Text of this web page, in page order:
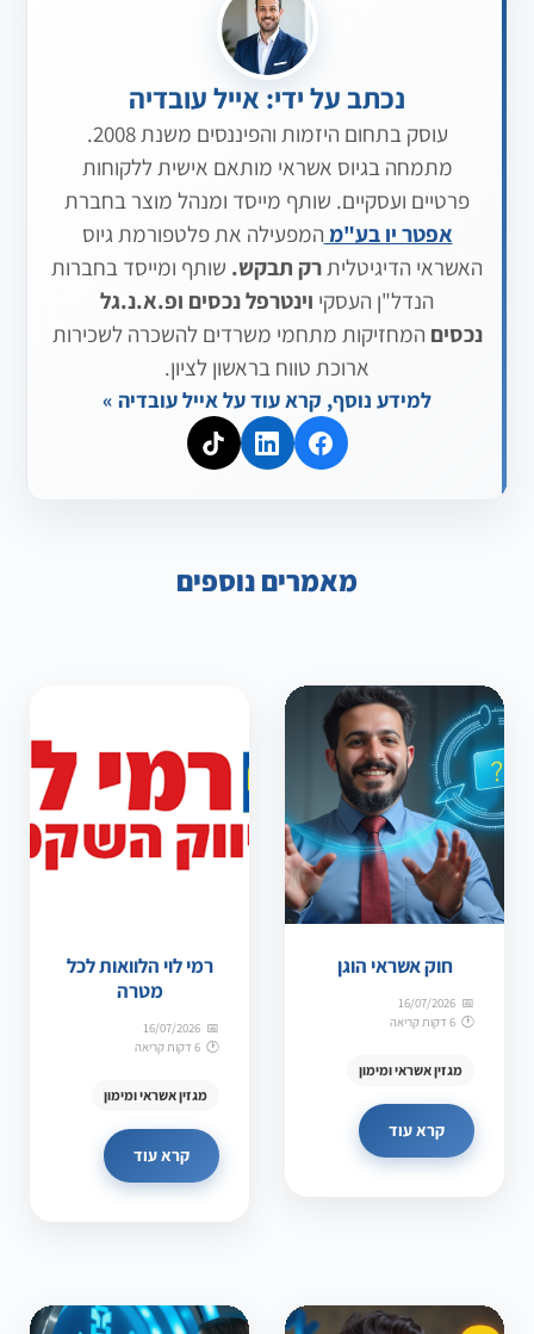
נכתב על ידי: אייל עובדיה
עוסק בתחום היזמות והפיננסים משנת 2008.
מתמחה בגיוס אשראי מותאם אישית ללקוחות
פרטיים ועסקיים. שותף מייסד ומנהל מוצר בחברת
אפטר יו בע"מ המפעילה את פלטפורמת גיוס
האשראי הדיגיטליתרק תבקש. שותף ומייסד בחברות
הנדל"ן העסקי וינטרפל נכסים ופ.א.נ.גל
נכסים המחזיקות מתחמי משרדים להשכרה לשכירות
ארוכת טווח בראשון לציון.
למידע נוסף, קרא עוד על אייל עובדיה »
מאמרים נוספים
חוק אשראי הוגן
16/07/2026
6 דקות קריאה
מגזין אשראי ומימון
קרא עוד
רמי לוי הלוואות לכל
מטרה
16/07/2026
6 דקות קריאה
מגזין אשראי ומימון
קרא עוד